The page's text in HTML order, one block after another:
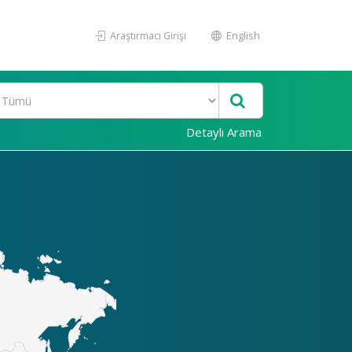
Araştırmacı Girişi English
Detaylı Arama